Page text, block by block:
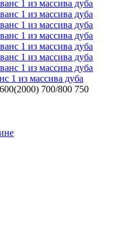
1 из массива дуба
700/800 750